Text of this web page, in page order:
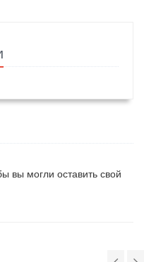
вы могли оставить свой